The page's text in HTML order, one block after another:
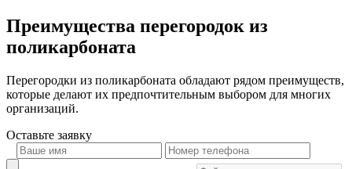
Преимущества перегородок из
поликарбоната
Перегородки из поликарбоната обладают рядом преимуществ,
которые делают их предпочтительным выбором для многих
организаций.
Оставьте заявку